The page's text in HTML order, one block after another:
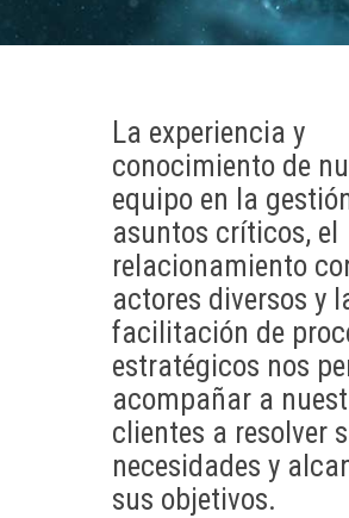
La experiencia y
conocimiento de
equipo en la
asuntos críticos, el
relacionamiento
actores diversos y
facilitación de
estratégicos nos
acompañar a
clientes a resolver
necesidades y
sus objetivos.